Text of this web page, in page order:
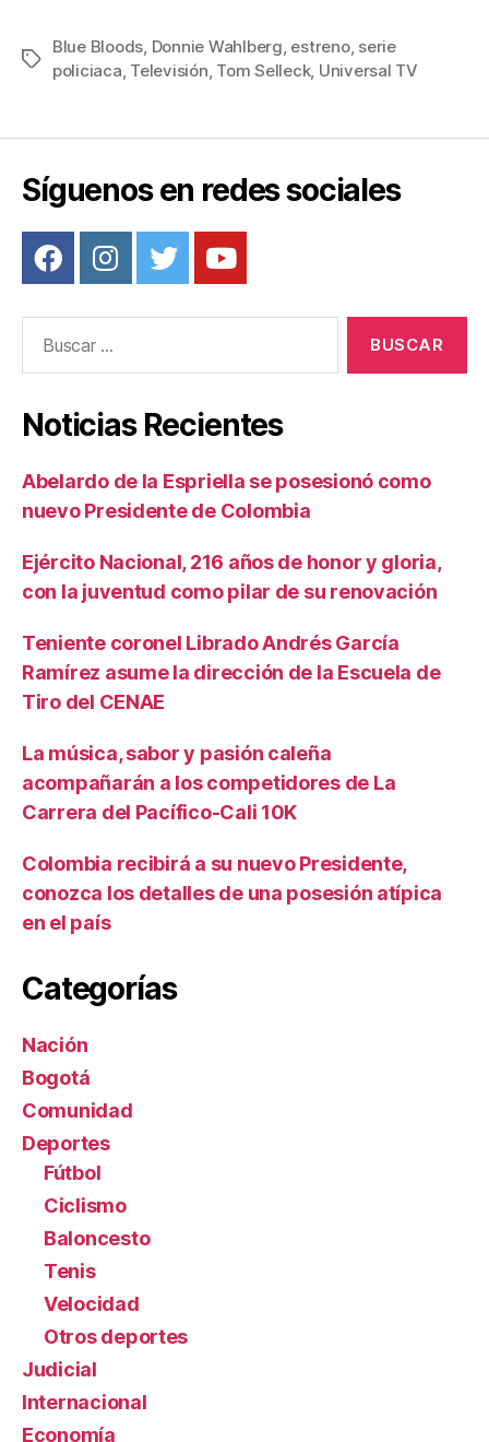
c
e
o
k
tt
er
ail er
e
m
p
Etiquetas
Blue Bloods Donnie Wahlberg estreno, serie
policiaca Televisión Tom Selleck, Universal TV
Síguenos en redes sociales
Noticias Recientes
Abelardo de la Espriella se posesionó como
nuevo Presidente de Colombia
Ejército Nacional, 216 años de honor y gloria,
con la juventud como pilar de su renovación
Teniente coronel Librado Andrés García
Ramírez asume la dirección de la Escuela de
Tiro del CENAE
La música, sabor y pasión caleña
acompañarán a los competidores de La
Carrera del Pacífico-Cali 10K
Colombia recibirá a su nuevo Presidente,
conozca los detalles de una posesión atípica
en el país
Categorías
Nación
Bogotá
Comunidad
Deportes
Fútbol
Ciclismo
Baloncesto
Tenis
Velocidad
Otros deportes
Judicial
Internacional
Economía